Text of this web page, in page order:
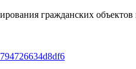
гражданских